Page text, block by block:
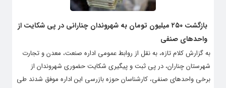
بازگشت ۲۵۰ میلیون تومان به شهروندان چنارانی در پی شکایت از
واحدهای صنفی
به گزارش کلام تازه، به نقل از روابط عمومی اداره صنعت، معدن و تجارت
شهرستان چناران، در پی ثبت و پیگیری شکایت حضوری شهروندان از
برخی واحدهای صنفی، کارشناسان حوزه بازرسی این اداره موفق شدند طی